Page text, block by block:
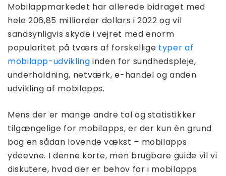
Mobilappmarkedet har allerede bidraget med
hele 206,85 milliarder dollars i 2022 og vil
sandsynligvis skyde i vejret med enorm
popularitet på tværs af forskellige typer af
mobilapp-udvikling inden for sundhedspleje,
underholdning, netværk, e-handel og anden
udvikling af mobilapps.
Mens der er mange andre tal og statistikker
tilgængelige for mobilapps, er der kun én grund
bag en sådan lovende vækst – mobilapps
ydeevne. I denne korte, men brugbare guide vil vi
diskutere, hvad der er behov for i mobilapps